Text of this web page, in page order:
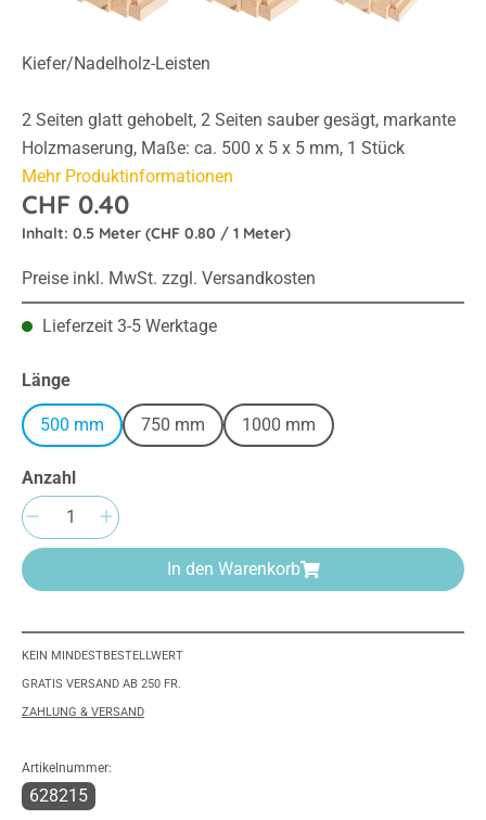
Kiefer/Nadelholz-Leisten
2 Seiten glatt gehobelt, 2 Seiten sauber gesägt, markante
Holzmaserung, Maße: ca. 500 x 5 x 5 mm, 1 Stück
Mehr Produktinformationen
CHF 0.40
Inhalt: 0.5 Meter (CHF 0.80 / 1 Meter)
Preise inkl. MwSt. zzgl. Versandkosten
Lieferzeit 3-5 Werktage
Längeauswählen
500 mm 750 mm 1000 mm
Anzahl
Produkt Anzahl: Gib den gewünschten
In den Warenkorb
KEIN MINDESTBESTELLWERT
GRATIS VERSAND AB 250 FR.
ZAHLUNG & VERSAND
Artikelnummer:
628215